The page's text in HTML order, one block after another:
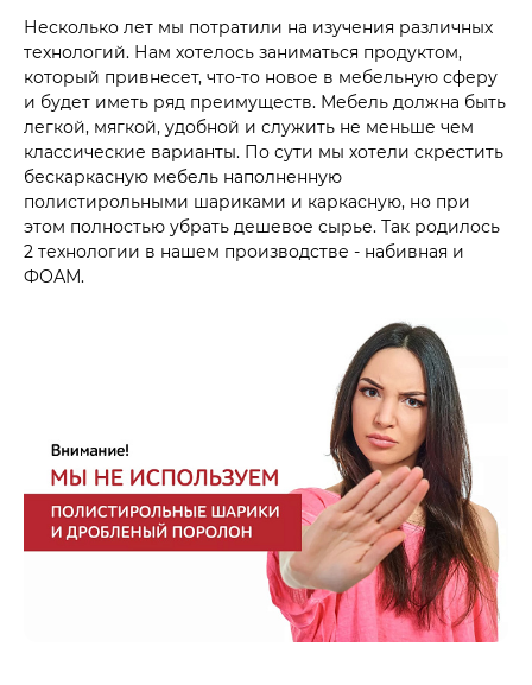
Несколько лет мы потратили на изучения различных
технологий. Нам хотелось заниматься продуктом,
который привнесет, что-то новое в мебельную сферу
и будет иметь ряд преимуществ. Мебель должна быть
легкой, мягкой, удобной и служить не меньше чем
классические варианты. По сути мы хотели скрестить
бескаркасную мебель наполненную
полистирольными шариками и каркасную, но при
этом полностью убрать дешевое сырье. Так родилось
2 технологии в нашем производстве - набивная и
ФОАМ.